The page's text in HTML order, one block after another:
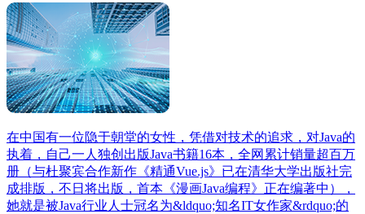
在中国有一位隐于朝堂的女性，凭借对技术的追求，对Java的
执着，自己一人独创出版Java书籍16本，全网累计销量超百万
册（与杜聚宾合作新作《精通Vue.js》已在清华大学出版社完
成排版，不日将出版，首本《漫画Java编程》正在编著中），
她就是被Java行业人士冠名为&ldquo;知名IT女作家&rdquo;的